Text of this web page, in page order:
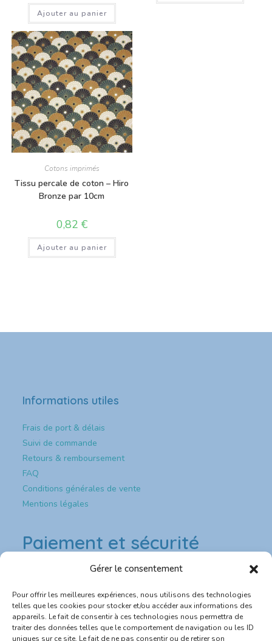
Gérer le consentement
Pour offrir les meilleures expériences, nous utilisons des technologies
telles que les cookies pour stocker et/ou accéder aux informations des
appareils. Le fait de consentir à ces technologies nous permettra de
traiter des données telles que le comportement de navigation ou les ID
uniques sur ce site. Le fait de ne pas consentir ou de retirer son
Ajouter au panier
Cotons imprimés
Tissu percale de coton – Hiro
Bronze par 10cm
0,82 €
Ajouter au panier
Informations utiles
Frais de port & délais
Suivi de commande
Retours & remboursement
FAQ
Conditions générales de vente
Mentions légales
Paiement et sécurité
Paiement & sécurité
💳 Paiement sécurisé CB
🔐 Site protégé SSL